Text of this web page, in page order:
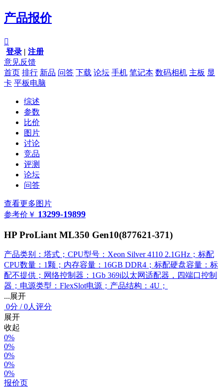
产品报价

登录 | 注册
意见反馈
首页 排行 新品 问答 下载 论坛 手机 笔记本 数码相机 主板 显
卡 平板电脑
综述
参数
比价
图片
讨论
竞品
评测
论坛
问答
查看更多图片
参考价 ￥ 13299-19899
HP ProLiant ML350 Gen10(877621-371)
产品类别：塔式；CPU型号：Xeon Silver 4110 2.1GHz；标配
CPU数量：1颗；内存容量：16GB DDR4；标配硬盘容量：标
配不提供；网络控制器：1Gb 369i以太网适配器，四端口控制
器；电源类型：FlexSlot电源；产品结构：4U；
...展开
0分 /0人评分
展开
收起
0%
0%
0%
0%
0%
报价页